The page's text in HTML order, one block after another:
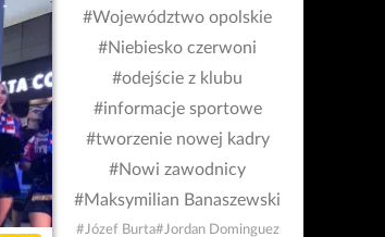
#Województwo opolskie
#Niebiesko czerwoni
#odejście z klubu
#informacje sportowe
#tworzenie nowej kadry
#Nowi zawodnicy
#Maksymilian Banaszewski
#Józef Burta#Jordan Dominguez